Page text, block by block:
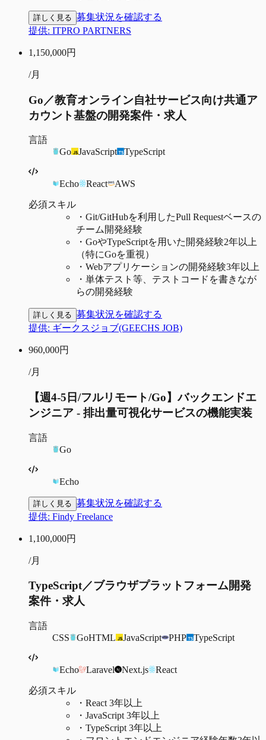
詳しく見る 募集状況を確認する
提供: ITPRO PARTNERS
1,150,000円
/月
Go／教育オンライン自社サービス向け共通ア
カウント基盤の開発案件・求人
言語
Go
JavaScript TypeScript
Echo React AWS
必須スキル
・ Git/GitHubを利用したPull Requestベースの
チーム開発経験
・ GoやTypeScriptを用いた開発経験2年以上
（特にGoを重視）
・ Webアプリケーションの開発経験3年以上
・ 単体テスト等、テストコードを書きなが
らの開発経験
詳しく見る 募集状況を確認する
提供: ギークスジョブ(GEECHS JOB)
960,000円
/月
【週4-5日/フルリモート/Go】バックエンドエ
ンジニア - 排出量可視化サービスの機能実装
言語
Go
Echo
詳しく見る 募集状況を確認する
提供: Findy Freelance
1,100,000円
/月
TypeScript／ブラウザプラットフォーム開発
案件・求人
言語
CSS
GoHTML JavaScript PHP TypeScript
Echo Laravel Next.js React
必須スキル
・ React 3年以上
・ JavaScript 3年以上
・ TypeScript 3年以上